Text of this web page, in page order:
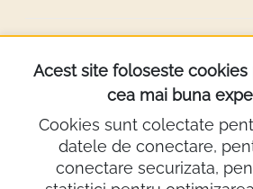
DESPRE NOI
INFORMATII
Contact
Acest site foloseste
cea mai buna
Cookies sunt colectate
datele de conectare,
conectare securizata,